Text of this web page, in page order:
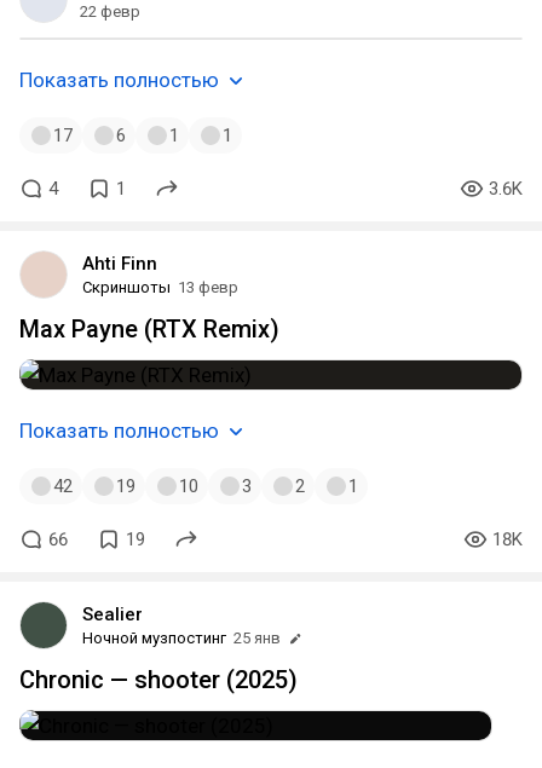
22 февр
Показать полностью
17 6 1 1
4 1 3.6K
Ahti Finn
Скриншоты 13 февр
Max Payne (RTX Remix)
Показать полностью
42 19 10 3 2 1
66 19 18K
Sealier
Ночной музпостинг 25 янв
Chronic — shooter (2025)